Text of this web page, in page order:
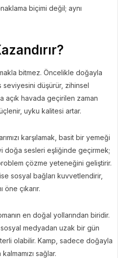
biçimi değil; aynı
bitmez. Öncelikle doğayla
seviyesini düşürür, zihinsel
açık havada geçirilen zaman
uyku kalitesi artar.
karşılamak, basit bir yemeği
doğa sesleri eşliğinde geçirmek;
çözme yeteneğini geliştirir.
sosyal bağları kuvvetlendirir,
öne çıkarır.
en doğal yollarından biridir.
medyadan uzak bir gün
olabilir. Kamp, sadece doğayla
sağlar.